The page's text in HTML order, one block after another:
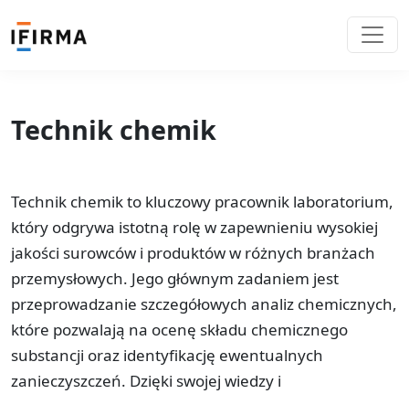
Technik chemik
Technik chemik to kluczowy pracownik laboratorium,
który odgrywa istotną rolę w zapewnieniu wysokiej
jakości surowców i produktów w różnych branżach
przemysłowych. Jego głównym zadaniem jest
przeprowadzanie szczegółowych analiz chemicznych,
które pozwalają na ocenę składu chemicznego
substancji oraz identyfikację ewentualnych
zanieczyszczeń. Dzięki swojej wiedzy i